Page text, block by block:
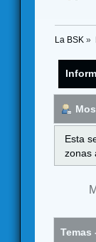
La BSK »
Esta
zonas
Temas